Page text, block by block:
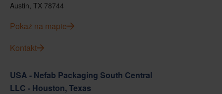
Austin, TX 78744
Pokaż na mapie
Kontakt
USA - Nefab Packaging South Central
LLC - Houston, Texas